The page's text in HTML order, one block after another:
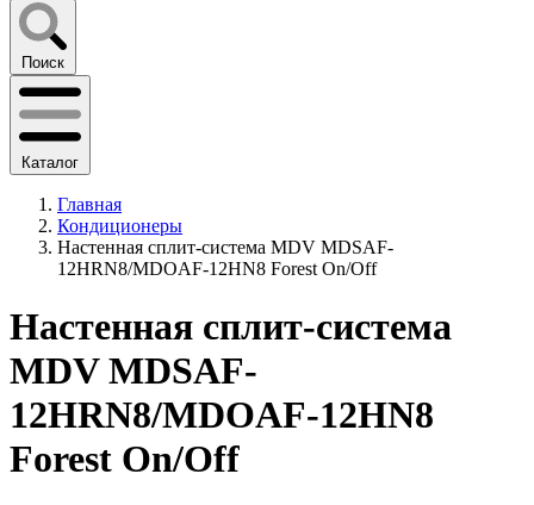
Поиск
Каталог
Главная
Кондиционеры
Настенная сплит-система MDV MDSAF-
12HRN8/MDOAF-12HN8 Forest On/Off
Настенная сплит-система
MDV MDSAF-
12HRN8/MDOAF-12HN8
Forest On/Off